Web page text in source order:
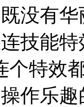
没有
技能
个特效
作乐